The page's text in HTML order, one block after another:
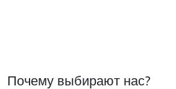
Почему выбирают нас?